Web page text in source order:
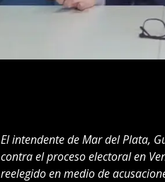
El intendente de Mar del Plata,
contra el proceso electoral en
reelegido en medio de